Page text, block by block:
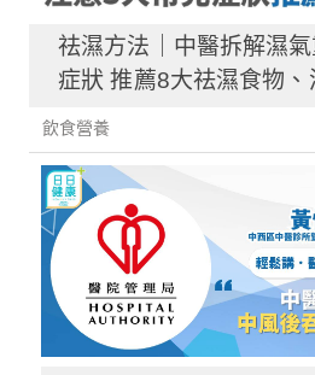
祛濕方法｜中醫拆解濕
症狀 推薦8大祛濕食物、
方法！
飲食營養